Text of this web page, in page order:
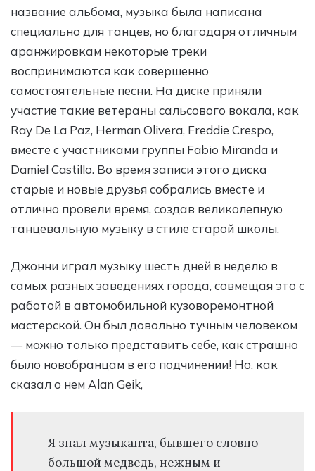
название альбома, музыка была написана
специально для танцев, но благодаря отличным
аранжировкам некоторые треки
воспринимаются как совершенно
самостоятельные песни. На диске приняли
участие такие ветераны сальсового вокала, как
Ray De La Paz, Herman Olivera, Freddie Crespo,
вместе с участниками группы Fabio Miranda и
Damiel Castillo. Во время записи этого диска
старые и новые друзья собрались вместе и
отлично провели время, создав великолепную
танцевальную музыку в стиле старой школы.
Джонни играл музыку шесть дней в неделю в
самых разных заведениях города, совмещая это с
работой в автомобильной кузоворемонтной
мастерской. Он был довольно тучным человеком
— можно только представить себе, как страшно
было новобранцам в его подчинении! Но, как
сказал о нем Alan Geik,
Я знал музыканта, бывшего словно
большой медведь, нежным и